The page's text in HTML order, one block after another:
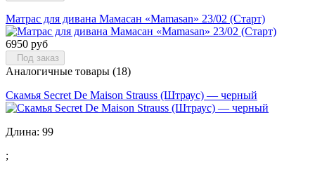
Матрас для дивана Мамасан «Mamasan» 23/02 (Старт)
6950 руб
Под заказ
Аналогичные товары (18)
Скамья Secret De Maison Strauss (Штраус) — черный
Длина: 99
;